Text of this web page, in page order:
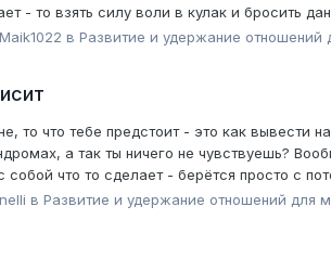
- то взять силу воли в кулак и бросить
Maik1022 в Pазвитие и удержание отношений
то что тебе предстоит - это как вывести
а так ты ничего не чувствуешь?
что то сделает - берётся просто с
в Pазвитие и удержание отношений для